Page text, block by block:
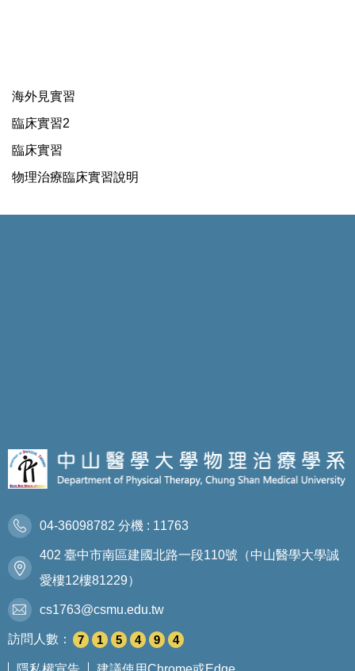
海外見實習
臨床實習2
臨床實習
物理治療臨床實習說明
04-36098782 分機 : 11763
402 臺中市南區建國北路一段110號（中山醫學大學誠
愛樓12樓81229）
cs1763@csmu.edu.tw
訪問人數： 7 1 5 4 9 4